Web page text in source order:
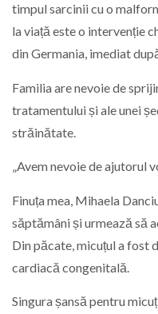
timpul sarcinii cu o
la viață este o intervenție
din Germania, imediat
Familia are nevoie de
tratamentului și ale unei
străinătate.
„Avem nevoie de ajutorul
Finuța mea, Mihaela
săptămâni și urmează să
Din păcate, micuțul a fost
cardiacă congenitală.
Singura șansă pentru